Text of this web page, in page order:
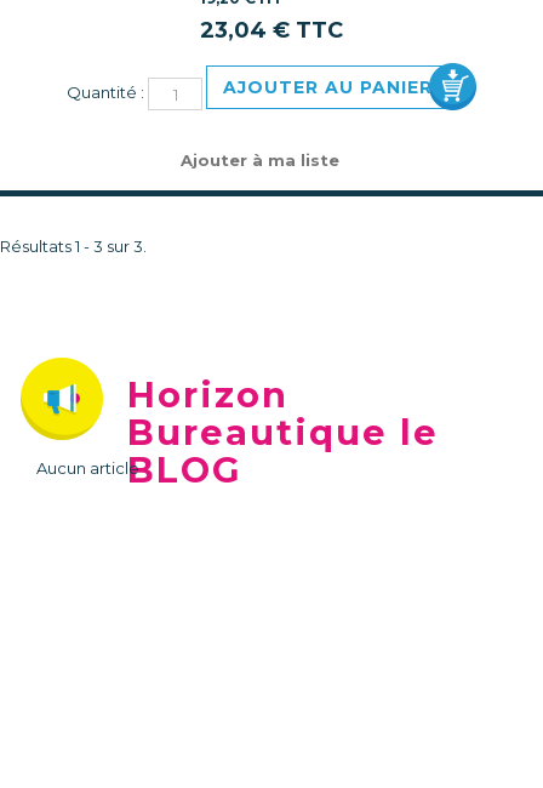
23,04 € TTC
Quantité : AJOUTER AU PANIER
Ajouter à ma liste
Résultats 1 - 3 sur 3.
Horizon
Bureautique le
BLOG
Aucun article